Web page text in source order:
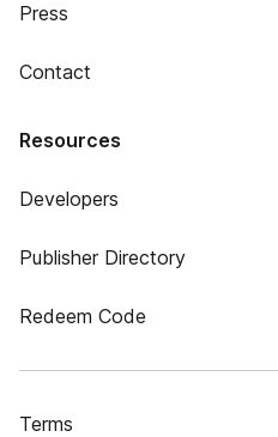
Press
Contact
Resources
Developers
Publisher Directory
Redeem Code
Terms